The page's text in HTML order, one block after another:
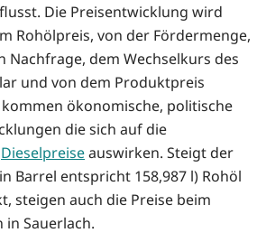
Die Preisentwicklung wird
Rohölpreis, von der Fördermenge,
Nachfrage, dem Wechselkurs des
und von dem Produktpreis
ökonomische, politische
die sich auf die
Dieselpreiseauswirken. Steigt der
Barrel entspricht 158,987 l) Rohöl
steigen auch die Preise beim
in Sauerlach.